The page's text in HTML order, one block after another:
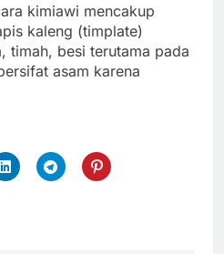
kimiawi mencakup
kaleng (timplate)
timah, besi terutama pada
asam karena